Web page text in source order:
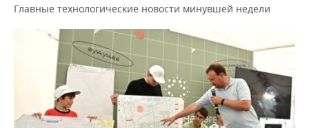
Главные технологические новости минувшей недели